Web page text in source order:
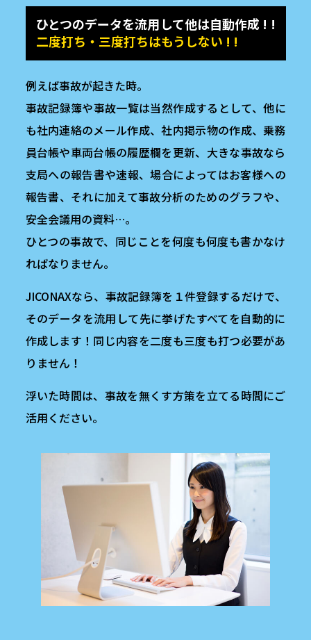
ひとつのデータを流用して他は自動作成 ! !
二度打ち・三度打ちはもうしない ! !
例えば事故が起きた時。
事故記録簿や事故一覧は当然作成するとして、他に
も社内連絡のメール作成、社内掲示物の作成、乗務
員台帳や車両台帳の履歴欄を更新、大きな事故なら
支局への報告書や速報、場合によってはお客様への
報告書、それに加えて事故分析のためのグラフや、
安全会議用の資料…。
ひとつの事故で、同じことを何度も何度も書かなけ
ればなりません。
JICONAXなら、事故記録簿を１件登録するだけで、
そのデータを流用して先に挙げたすべてを自動的に
作成します！同じ内容を二度も三度も打つ必要があ
りません！
浮いた時間は、事故を無くす方策を立てる時間にご
活用ください。